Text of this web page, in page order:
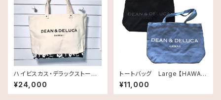
ハイビスカス・デラックストート
バッグ《HAWAII限定》DEAN＆D
ELUCA ディーン＆デルーカ ハ
ワイ限定品 送料無料
¥24,000
トートバッグ Large 【HAWAII
直輸入】《ハワイ限定》DEAN&D
ELUCA ディーンアンドデルーカ
ROYAL HAWAIIAN LIMITED
¥11,000